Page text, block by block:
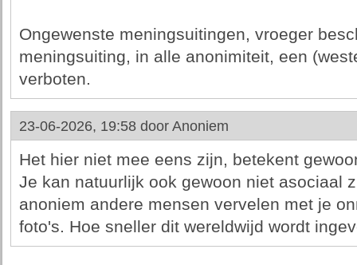
Ongewenste meningsuitingen, vroeger
meningsuiting, in alle anonimiteit, een
verboten.
23-06-2026, 19:58 door Anoniem
Het hier niet mee eens zijn, betekent
Je kan natuurlijk ook gewoon niet asociaal
anoniem andere mensen vervelen met je
foto's. Hoe sneller dit wereldwijd wordt